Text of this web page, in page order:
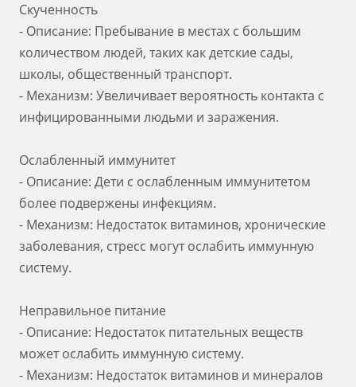
Скученность
- Описание: Пребывание в местах с большим
количеством людей, таких как детские сады,
школы, общественный транспорт.
- Механизм: Увеличивает вероятность контакта с
инфицированными людьми и заражения.
Ослабленный иммунитет
- Описание: Дети с ослабленным иммунитетом
более подвержены инфекциям.
- Механизм: Недостаток витаминов, хронические
заболевания, стресс могут ослабить иммунную
систему.
Неправильное питание
- Описание: Недостаток питательных веществ
может ослабить иммунную систему.
- Механизм: Недостаток витаминов и минералов